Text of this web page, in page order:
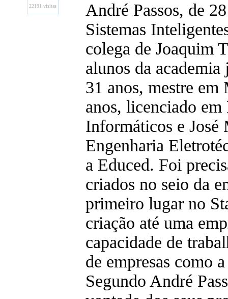
22191 visitas
André Passos, de
Sistemas
colega de Joaquim
alunos da
31 anos, mestre
anos, licenciado em
Informáticos e José
Engenharia
a Educed. Foi
criados no seio da
primeiro lugar no
criação até uma
capacidade de
de empresas como
Segundo André